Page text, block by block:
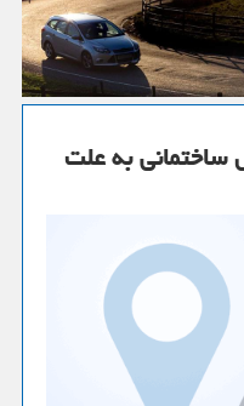
ساختمانی به علت